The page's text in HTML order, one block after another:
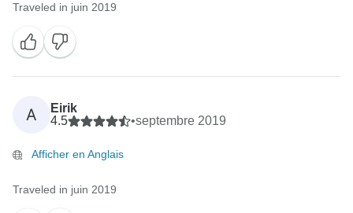
Traveled in juin 2019
A
Eirik
4.5
•septembre 2019
Afficher en Anglais
Traveled in juin 2019